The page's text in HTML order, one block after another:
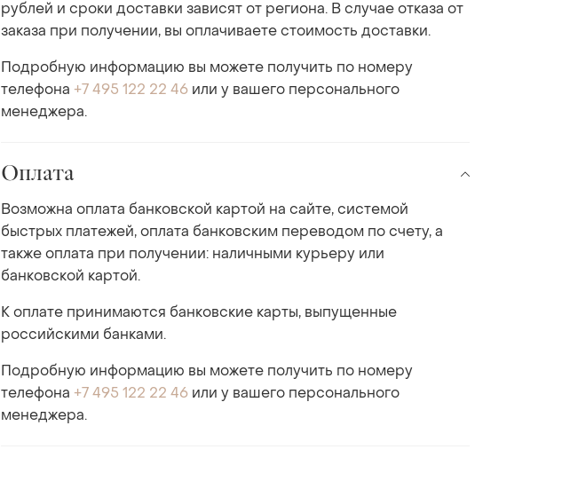
рублей и сроки доставки зависят от региона. В случае отказа от
заказа при получении, вы оплачиваете стоимость доставки.
Подробную информацию вы можете получить по номеру
телефона +7 495 122 22 46 или у вашего персонального
менеджера.
Оплата
Возможна оплата банковской картой на сайте, системой
быстрых платежей, оплата банковским переводом по счету, а
также оплата при получении: наличными курьеру или
банковской картой.
К оплате принимаются банковские карты, выпущенные
российскими банками.
Подробную информацию вы можете получить по номеру
телефона +7 495 122 22 46 или у вашего персонального
менеджера.